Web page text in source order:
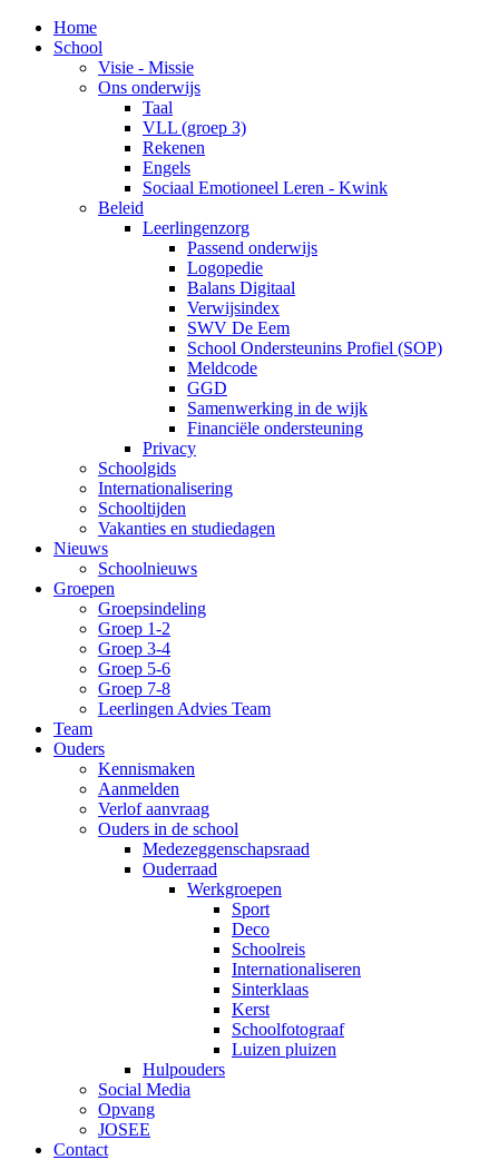
Home
School
Visie - Missie
Ons onderwijs
Taal
VLL (groep 3)
Rekenen
Engels
Sociaal Emotioneel Leren - Kwink
Beleid
Leerlingenzorg
Passend onderwijs
Logopedie
Balans Digitaal
Verwijsindex
SWV De Eem
School Ondersteunins Profiel (SOP)
Meldcode
GGD
Samenwerking in de wijk
Financiële ondersteuning
Privacy
Schoolgids
Internationalisering
Schooltijden
Vakanties en studiedagen
Nieuws
Schoolnieuws
Groepen
Groepsindeling
Groep 1-2
Groep 3-4
Groep 5-6
Groep 7-8
Leerlingen Advies Team
Team
Ouders
Kennismaken
Aanmelden
Verlof aanvraag
Ouders in de school
Medezeggenschapsraad
Ouderraad
Werkgroepen
Sport
Deco
Schoolreis
Internationaliseren
Sinterklaas
Kerst
Schoolfotograaf
Luizen pluizen
Hulpouders
Social Media
Opvang
JOSEE
Contact